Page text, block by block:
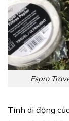
Espro
Tính di động